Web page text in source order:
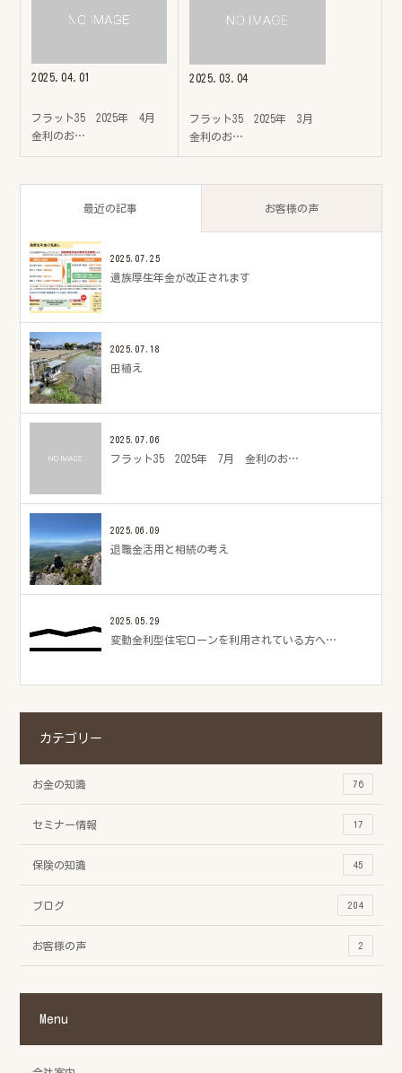
2025.04.01
フラット35 2025年 4月
金利のお…
2025.03.04
フラット35 2025年 3月
金利のお…
最近の記事 お客様の声
2025.07.25
遺族厚生年金が改正されます
2025.07.18
田植え
2025.07.06
フラット35 2025年 7月 金利のお…
2025.06.09
退職金活用と相続の考え
2025.05.29
変動金利型住宅ローンを利用されている方へ…
カテゴリー
お金の知識 76
セミナー情報 17
保険の知識 45
ブログ 204
お客様の声 2
Menu